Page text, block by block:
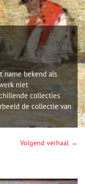
name bekend als
niet
collecties
de collectie van
Volgend verhaal →